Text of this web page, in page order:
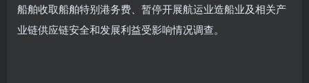
船舶收取船舶特别港务费、暂停开展航运业造船业及相关产
业链供应链安全和发展利益受影响情况调查。